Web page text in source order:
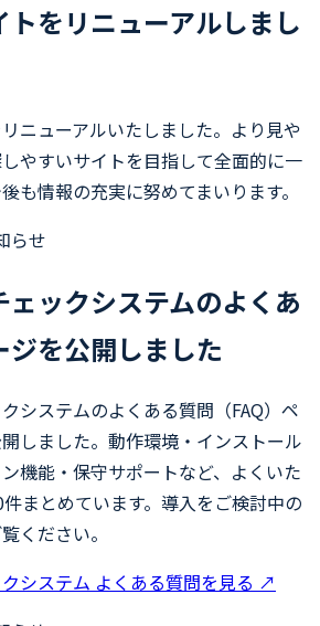
トをリニューアルしまし
ニューアルいたしました。より見や
やすいサイトを目指して全面的に一
も情報の充実に努めてまいります。
らせ
ェックシステムのよくあ
ジを公開しました
システムのよくある質問（FAQ）ペ
しました。動作環境・インストール
機能・保守サポートなど、よくいた
まとめています。導入をご検討中の
ください。
システム よくある質問を見る ↗